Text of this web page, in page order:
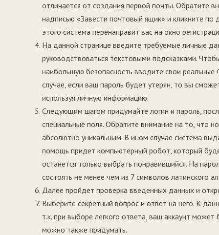
отличается от создания первой почты. Обратите
надписью «Завести почтовый ящик» и кликните по
этого система перенаправит вас на окно
На данной странице введите требуемые личные
руководствоваться текстовыми подсказками.
наибольшую безопасность вводите свои
случае, если ваш пароль будет утерян, то вы
используя личную информацию.
Следующим шагом придумайте логин и пароль,
специальные поля. Обратите внимание на то, что
абсолютно уникальным. В ином случае система
помощь придет компьютерный робот, который
останется только выбрать понравившийся. На
состоять не менее чем из 7 символов латинского
Далее пройдет проверка введенных данных и
Выберите секретный вопрос и ответ на него. К
т.к. при выборе легкого ответа, ваш аккаунт
можно также придумать.